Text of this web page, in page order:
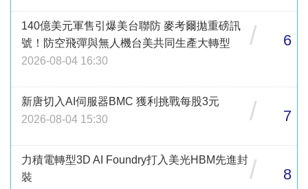
140億美元軍售引爆美台聯防 麥考爾拋重磅訊
號！防空飛彈與無人機台美共同生產大轉型
2026-08-04 16:30
/ 6
新唐切入AI伺服器BMC 獲利挑戰每股3元
2026-08-04 15:30
/ 7
力積電轉型3D AI Foundry打入美光HBM先進封
裝
/ 8